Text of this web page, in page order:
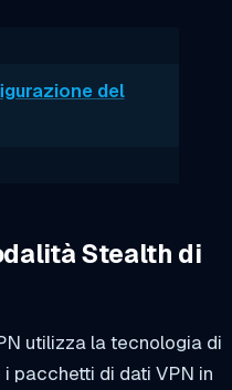
del
Stealth di
utilizza la tecnologia di
pacchetti di dati VPN in